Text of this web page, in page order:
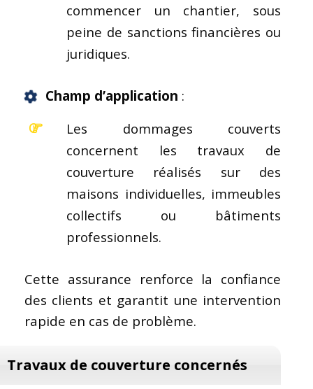
commencer un chantier, sous
peine de sanctions financières ou
juridiques.
Champ d’application :
Les dommages couverts
concernent les travaux de
couverture réalisés sur des
maisons individuelles, immeubles
collectifs ou bâtiments
professionnels.
Cette assurance renforce la confiance
des clients et garantit une intervention
rapide en cas de problème.
Travaux de couverture concernés